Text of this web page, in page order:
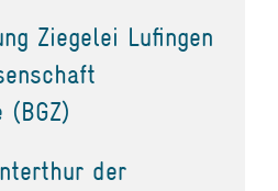
Ziegelei Lufingen
der